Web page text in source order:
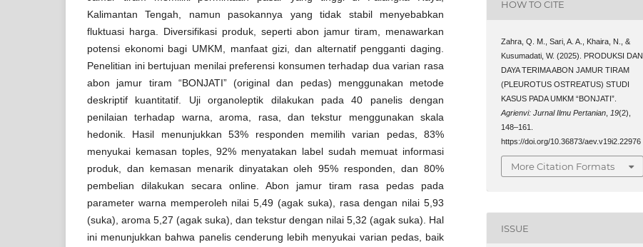
Kalimantan Tengah, namun pasokannya yang tidak stabil menyebabkan
fluktuasi harga. Diversifikasi produk, seperti abon jamur tiram, menawarkan
potensi ekonomi bagi UMKM, manfaat gizi, dan alternatif pengganti daging.
Penelitian ini bertujuan menilai preferensi konsumen terhadap dua varian rasa
abon jamur tiram “BONJATI” (original dan pedas) menggunakan metode
deskriptif kuantitatif. Uji organoleptik dilakukan pada 40 panelis dengan
penilaian terhadap warna, aroma, rasa, dan tekstur menggunakan skala
hedonik. Hasil menunjukkan 53% responden memilih varian pedas, 83%
menyukai kemasan toples, 92% menyatakan label sudah memuat informasi
produk, dan kemasan menarik dinyatakan oleh 95% responden, dan 80%
pembelian dilakukan secara online. Abon jamur tiram rasa pedas pada
parameter warna memperoleh nilai 5,49 (agak suka), rasa dengan nilai 5,93
(suka), aroma 5,27 (agak suka), dan tekstur dengan nilai 5,32 (agak suka). Hal
ini menunjukkan bahwa panelis cenderung lebih menyukai varian pedas, baik
HOW TO CITE
Zahra, Q. M., Sari, A. A., Khaira, N., &
Kusumadati, W. (2025). PRODUKSI DAN
DAYA TERIMA ABON JAMUR TIRAM
(PLEUROTUS OSTREATUS) STUDI
KASUS PADA UMKM “BONJATI”.
Agrienvi: Jurnal Ilmu Pertanian 19(2),
148–161.
https://doi.org/10.36873/aev.v19i2.22976
More Citation Formats
ISSUE